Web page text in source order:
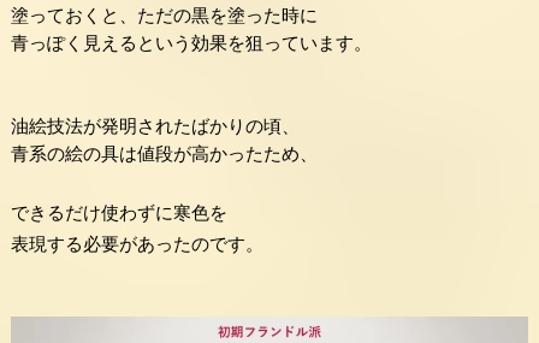
塗っておくと、ただの黒を塗った時に
青っぽく見えるという効果を狙っています。
油絵技法が発明されたばかりの頃、
青系の絵の具は値段が高かったため、
できるだけ使わずに寒色を
表現する必要があったのです。